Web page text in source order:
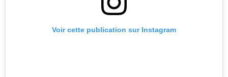
Voir cette publication sur Instagram